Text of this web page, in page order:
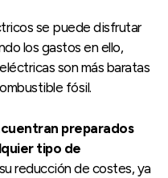
se puede disfrutar
los gastos en ello,
son más baratas
fósil.
preparados
tipo de
reducción de costes, ya